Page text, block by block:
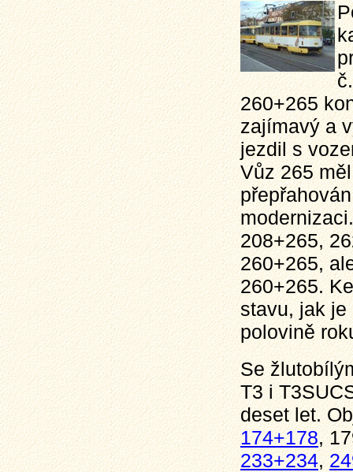
260+265
zajímavý a
jezdil s
Vůz 265
208+265,
260+265,
260+265.
stavu, jak je
polovině
Se
T3 i
deset let.
174+178,
233+234,